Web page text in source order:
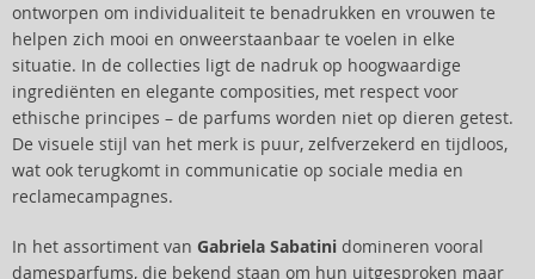
ontworpen om individualiteit te benadrukken en vrouwen te
helpen zich mooi en onweerstaanbaar te voelen in elke
situatie. In de collecties ligt de nadruk op hoogwaardige
ingrediënten en elegante composities, met respect voor
ethische principes – de parfums worden niet op dieren getest.
De visuele stijl van het merk is puur, zelfverzekerd en tijdloos,
wat ook terugkomt in communicatie op sociale media en
reclamecampagnes.
In het assortiment van Gabriela Sabatini domineren vooral
damesparfums, die bekend staan om hun uitgesproken maar